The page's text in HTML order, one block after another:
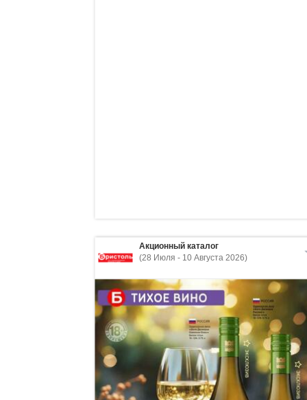
Акционный каталог
(28 Июля - 10 Августа 2026)